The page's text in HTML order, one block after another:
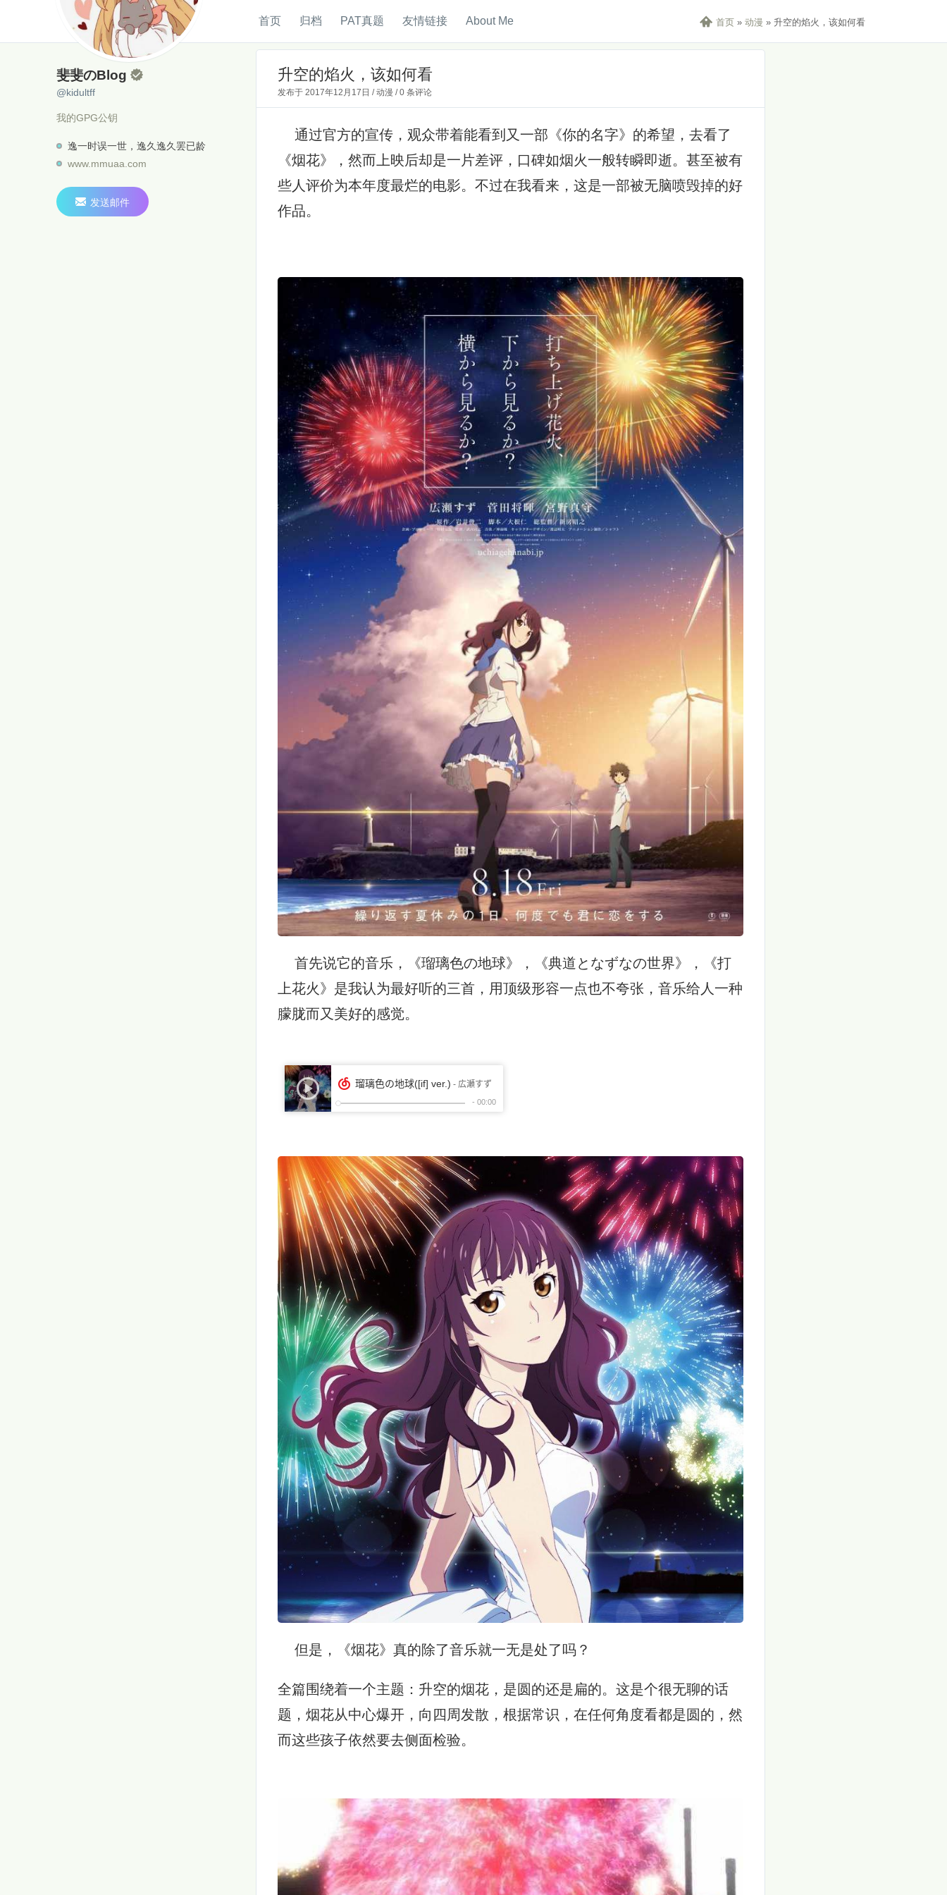
斐斐のBlog
@kidultff
首页 归档 PAT真题 友情链接 About Me  首页 »动漫 » 升空的焰火，该如何看
斐斐のBlog 
@kidultff
我的GPG公钥
逸一时误一世，逸久逸久罢已龄
www.mmuaa.com
 发送邮件
升空的焰火，该如何看
发布于 2017年12月17日 /动漫 /0 条评论
通过官方的宣传，观众带着能看到又一部《你的名字》的希望，去看了
《烟花》，然而上映后却是一片差评，口碑如烟火一般转瞬即逝。甚至被有
些人评价为本年度最烂的电影。不过在我看来，这是一部被无脑喷毁掉的好
作品。
首先说它的音乐，《瑠璃色の地球》，《典道となずなの世界》，《打
上花火》是我认为最好听的三首，用顶级形容一点也不夸张，音乐给人一种
朦胧而又美好的感觉。
但是，《烟花》真的除了音乐就一无是处了吗？
全篇围绕着一个主题：升空的烟花，是圆的还是扁的。这是个很无聊的话
题，烟花从中心爆开，向四周发散，根据常识，在任何角度看都是圆的，然
而这些孩子依然要去侧面检验。